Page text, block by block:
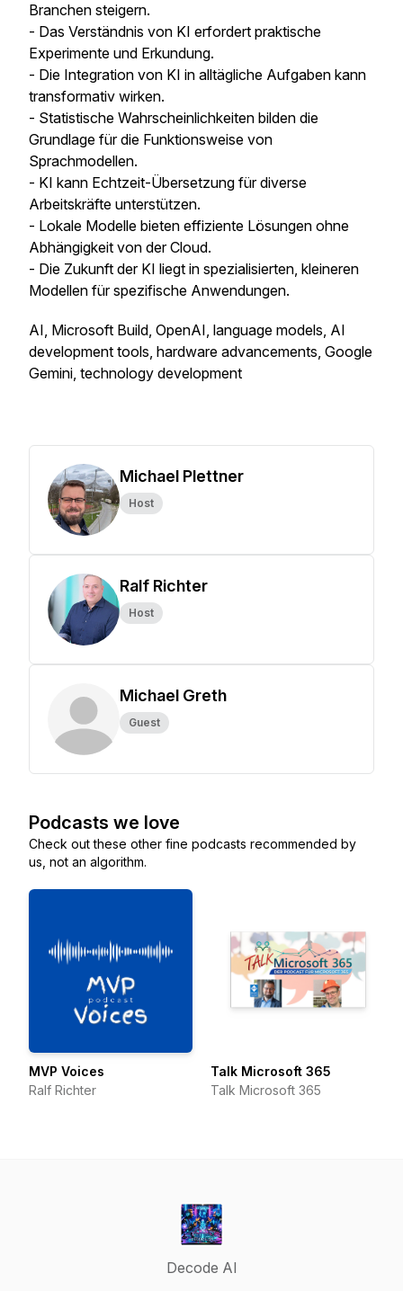
Branchen steigern.
- Das Verständnis von KI erfordert praktische
Experimente und Erkundung.
- Die Integration von KI in alltägliche Aufgaben kann
transformativ wirken.
- Statistische Wahrscheinlichkeiten bilden die
Grundlage für die Funktionsweise von
Sprachmodellen.
- KI kann Echtzeit-Übersetzung für diverse
Arbeitskräfte unterstützen.
- Lokale Modelle bieten effiziente Lösungen ohne
Abhängigkeit von der Cloud.
- Die Zukunft der KI liegt in spezialisierten, kleineren
Modellen für spezifische Anwendungen.
AI, Microsoft Build, OpenAI, language models, AI
development tools, hardware advancements, Google
Gemini, technology development
Michael Plettner
Host
Ralf Richter
Host
Michael Greth
Guest
Podcasts we love
Check out these other fine podcasts recommended by
us, not an algorithm.
MVP Voices
Ralf Richter
Talk Microsoft 365
Talk Microsoft 365
Decode AI